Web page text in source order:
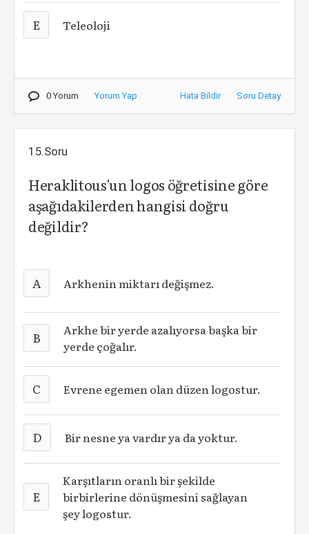
E Teleoloji
0 Yorum Yorum Yap Hata Bildir Soru Detay
15.Soru
Heraklitous'un logos öğretisine göre
aşağıdakilerden hangisi doğru
değildir?
A Arkhenin miktarı değişmez.
B
Arkhe bir yerde azalıyorsa başka bir
yerde çoğalır.
C Evrene egemen olan düzen logostur.
D Bir nesne ya vardır ya da yoktur.
E
Karşıtların oranlı bir şekilde
birbirlerine dönüşmesini sağlayan
şey logostur.